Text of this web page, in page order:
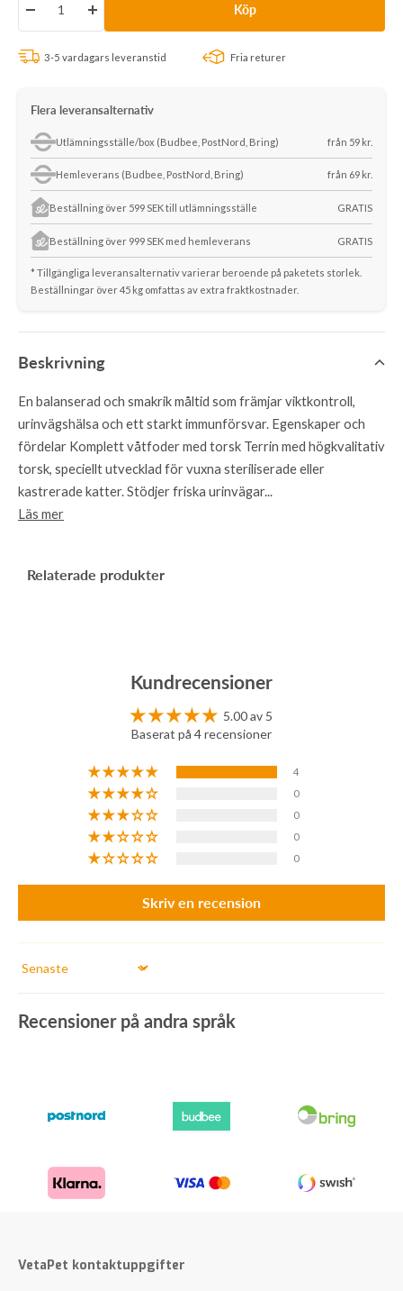
Minska
Öka
Köp
3-5 vardagars leveranstid Fria returer
Flera leveransalternativ
Utlämningsställe/box (Budbee, PostNord, Bring) från 59 kr.
Hemleverans (Budbee, PostNord, Bring) från 69 kr.
Beställning över 599 SEK till utlämningsställe GRATIS
Beställning över 999 SEK med hemleverans GRATIS
* Tillgängliga leveransalternativ varierar beroende på paketets storlek.
Beställningar över 45 kg omfattas av extra fraktkostnader.
Beskrivning
En balanserad och smakrik måltid som främjar viktkontroll,
urinvägshälsa och ett starkt immunförsvar. Egenskaper och
fördelar Komplett våtfoder med torsk Terrin med högkvalitativ
torsk, speciellt utvecklad för vuxna steriliserade eller
kastrerade katter. Stödjer friska urinvägar...
Läs mer
Relaterade produkter
Kundrecensioner
5.00 av 5
Baserat på 4 recensioner
4
0
0
0
0
Skriv en recension
Sort by
Recensioner på andra språk
VetaPet kontaktuppgifter